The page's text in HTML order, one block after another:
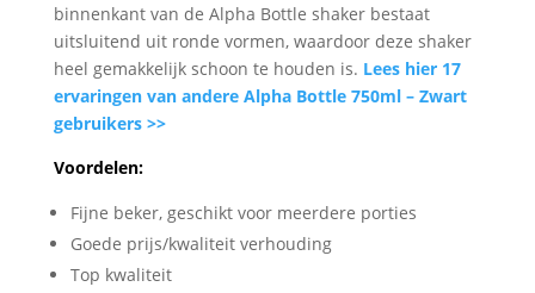
binnenkant van de Alpha Bottle shaker bestaat
uitsluitend uit ronde vormen, waardoor deze shaker
heel gemakkelijk schoon te houden is. Lees hier 17
ervaringen van andere Alpha Bottle 750ml – Zwart
gebruikers >>
Voordelen:
Fijne beker, geschikt voor meerdere porties
Goede prijs/kwaliteit verhouding
Top kwaliteit